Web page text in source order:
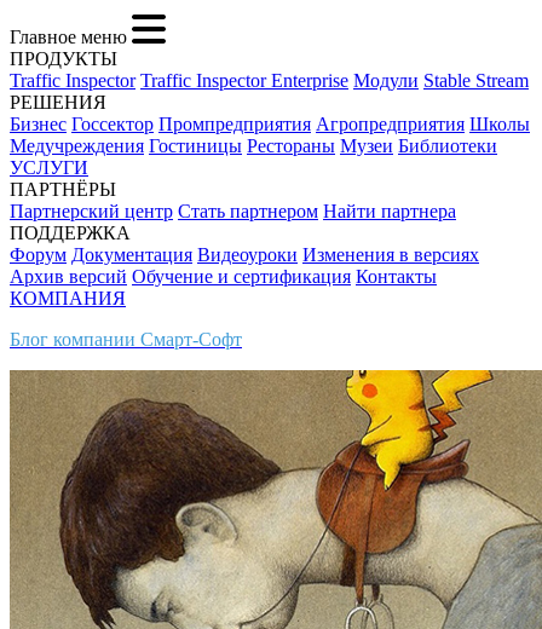
Главное меню
ПРОДУКТЫ
Traffic Inspector Traffic Inspector Enterprise Модули Stable Stream
РЕШЕНИЯ
Бизнес Госсектор Промпредприятия Агропредприятия Школы
Медучреждения Гостиницы Рестораны Музеи Библиотеки
УСЛУГИ
ПАРТНЁРЫ
Партнерский центр Стать партнером Найти партнера
ПОДДЕРЖКА
Форум Документация Видеоуроки Изменения в версиях
Архив версий Обучение и сертификация Контакты
КОМПАНИЯ
Блог компании Смарт-Софт